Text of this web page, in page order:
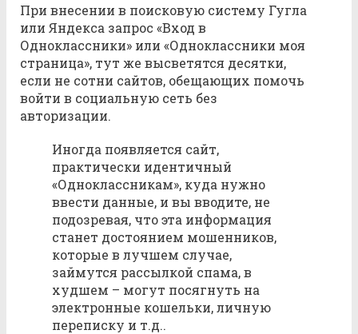
При внесении в поисковую систему Гугла
или Яндекса запрос «Вход в
Одноклассники» или «Одноклассники моя
страница», тут же высветятся десятки,
если не сотни сайтов, обещающих помочь
войти в социальную сеть без
авторизации.
Иногда появляется сайт,
практически идентичный
«Одноклассникам», куда нужно
ввести данные, и вы вводите, не
подозревая, что эта информация
станет достоянием мошенников,
которые в лучшем случае,
займутся рассылкой спама, в
худшем – могут посягнуть на
электронные кошельки, личную
переписку и т.д..